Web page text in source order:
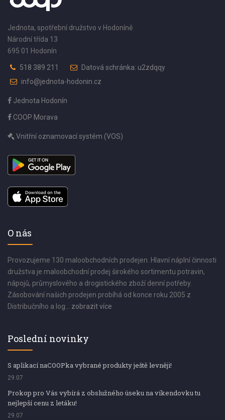
Jednota, spotřební družstvo v Hodoníně
Národní třída 13
695 01 Hodonín
518 389 211
Datová schránka: u2zdqqy
info@jednota-hodonin.cz
Jednota Hodonín
COOP Morava
Vnitřní oznamovací systém (VOS)
O nás
Provozujeme 130 maloobchodních prodejen. Hlavní náplní činnosti
družstva je maloobchodní prodej širokého sortimentu potravin,
nápojů, průmyslového a drogistického zboží denní potřeby.
Zásobování našich prodejen probíhá od konce roku 2005 z
Distribučního a log... zobrazit více
Poslední novinky
S aplikací naCOOPka vybrané produkty ještě levněji!
29.07
Prokop pro Vás vybírá z obslužného úseku na víkendovku tu
nejlepší cenu z letáku!
29.07